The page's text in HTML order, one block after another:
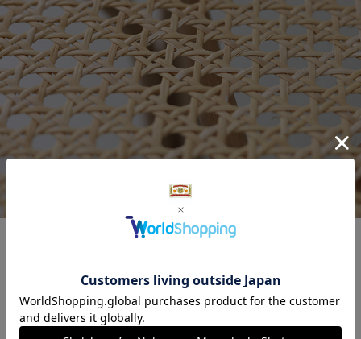
山形で100年以上にわたり籐製品の製造に携わ
が、長年培ってきた高い技術を用い、一つひと
つ手編みで丁寧に仕上げています。